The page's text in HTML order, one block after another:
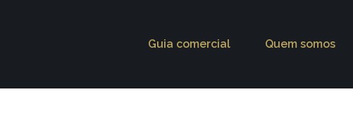
Guia comercial Quem somos